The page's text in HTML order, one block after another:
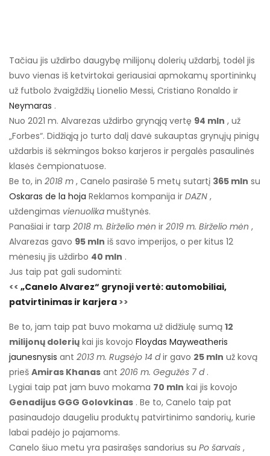
Tačiau jis uždirbo daugybę milijonų dolerių uždarbį, todėl jis
buvo vienas iš ketvirtokai geriausiai apmokamų sportininkų
už futbolo žvaigždžių Lionelio Messi, Cristiano Ronaldo ir
Neymaras .
Nuo 2021 m. Alvarezas uždirbo grynąją vertę 94 mln , už
„Forbes“. Didžiąją jo turto dalį davė sukauptas grynųjų pinigų
uždarbis iš sėkmingos bokso karjeros ir pergalės pasaulinės
klasės čempionatuose.
Be to, in 2018 m , Canelo pasirašė 5 metų sutartį 365 mln su
Oskaras de la hoja Reklamos kompanija ir DAZN ,
uždengimas vienuolika muštynės.
Panašiai ir tarp 2018 m. Birželio mėn ir 2019 m. Birželio mėn ,
Alvarezas gavo 95 mln iš savo imperijos, o per kitus 12
mėnesių jis uždirbo 40 mln .
Jus taip pat gali sudominti:
<< „Canelo Alvarez“ grynoji vertė: automobiliai,
patvirtinimas ir karjera >>
Be to, jam taip pat buvo mokama už didžiulę sumą 12
milijonų dolerių kai jis kovojo Floydas Mayweatheris
jaunesnysis ant 2013 m. Rugsėjo 14 d ir gavo 25 mln už kovą
prieš Amiras Khanas ant 2016 m. Gegužės 7 d .
Lygiai taip pat jam buvo mokama 70 mln kai jis kovojo
Genadijus GGG Golovkinas . Be to, Canelo taip pat
pasinaudojo daugeliu produktų patvirtinimo sandorių, kurie
labai padėjo jo pajamoms.
Canelo šiuo metu yra pasirašęs sandorius su Po šarvais ,